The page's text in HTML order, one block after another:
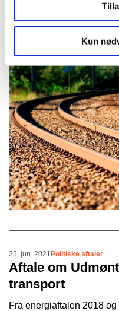
Kun
Udmøntning af
kollektiv trafik for
25. jun. 2021 Politiske aftaler
Aftale om
transport
Fra energiaftalen 2018